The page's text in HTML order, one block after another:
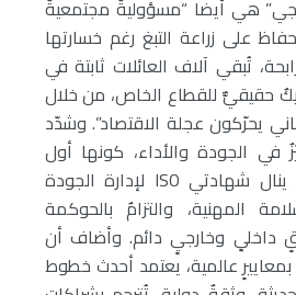
هي أيضا “مسؤوليةٌ مجتمعيةٌ
على زراعة التبغ رغم خسارتها
تُبقي آلاف العائلات ثابتة في
حقيقيٌّ للقطاع الخاص، من خلال
وشدّد
في الجودة والأداء، كونها أول
مرفقٍ عامٍ في لبنان ينال شهادتي ISO لإدارة الجودة
المهنية، والتزامٌ بالحوكمة
داخليٍ وخارجيٍ دائم. وأضاف أن
بمعاييرٍ عالمية، يعتمد أحدث خطوط